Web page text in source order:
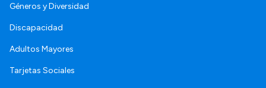
Géneros y Diversidad
Discapacidad
Adultos Mayores
Tarjetas Sociales